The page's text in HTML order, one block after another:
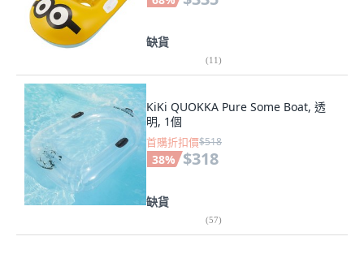
缺貨
(11)
KiKi QUOKKA Pure Some Boat, 透
明, 1個
首購折扣價$518
38% $318
缺貨
(57)